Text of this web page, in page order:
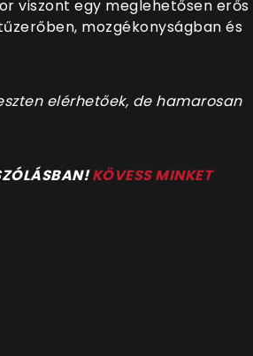
viszont egy meglehetősen erős
mozgékonyságban és
elérhetőek, de hamarosan
KÖVESS MINKET